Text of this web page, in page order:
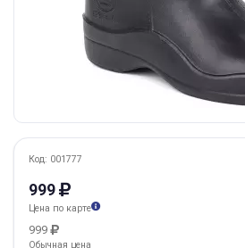
Код: 001777
999
Цена по карте
999
Обычная цена